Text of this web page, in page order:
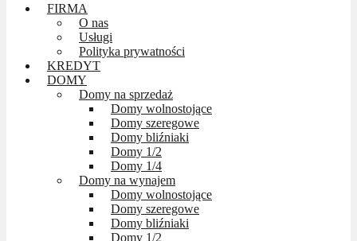
FIRMA
O nas
Usługi
Polityka prywatności
KREDYT
DOMY
Domy na sprzedaż
Domy wolnostojące
Domy szeregowe
Domy bliźniaki
Domy 1/2
Domy 1/4
Domy na wynajem
Domy wolnostojące
Domy szeregowe
Domy bliźniaki
Domy 1/2